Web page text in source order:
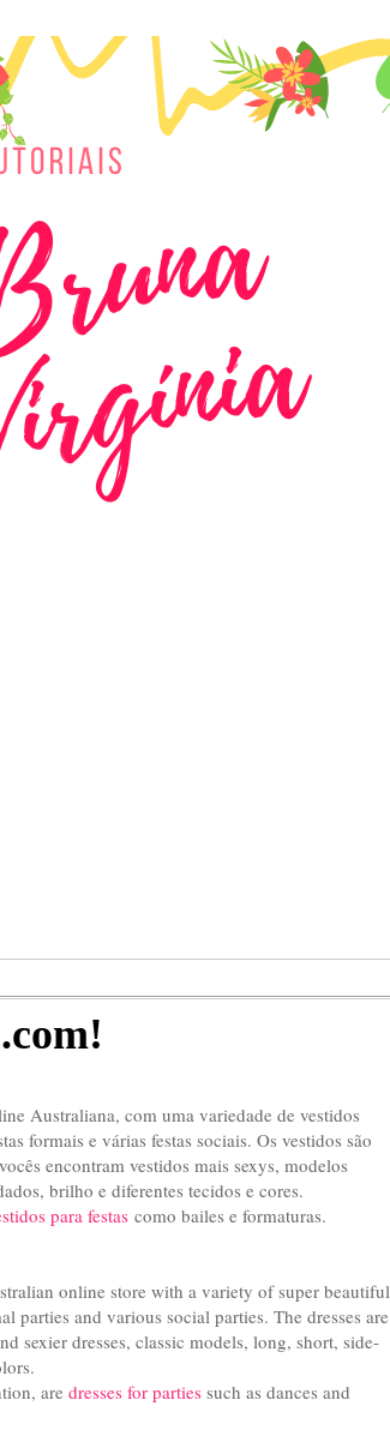
Australiana, com uma variedade de vestidos
formais e várias festas sociais. Os vestidos são
encontram vestidos mais sexys, modelos
brilho e diferentes tecidos e cores.
para festas como bailes e formaturas.
online store with a variety of super beautiful
parties and various social parties. The dresses are
sexier dresses, classic models, long, short, side-
are dresses for parties such as dances and